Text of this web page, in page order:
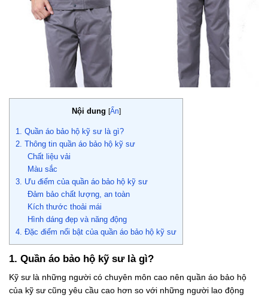
Nội dung [Ẩn]
1. Quần áo bảo hộ kỹ sư là gì?
2. Thông tin quần áo bảo hộ kỹ sư
Chất liệu vải
Màu sắc
3. Ưu điểm của quần áo bảo hộ kỹ sư
Đảm bảo chất lượng, an toàn
Kích thước thoải mái
Hình dáng đẹp và năng động
4. Đặc điểm nổi bật của quần áo bảo hộ kỹ sư
1. Quần áo bảo hộ kỹ sư là gì?
Kỹ sư là những người có chuyên môn cao nên quần áo bảo hộ
của kỹ sư cũng yêu cầu cao hơn so với những người lao động